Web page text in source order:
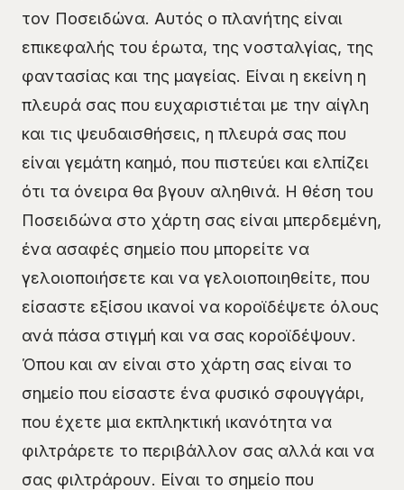
τον Ποσειδώνα. Αυτός ο πλανήτης είναι
επικεφαλής του έρωτα, της νοσταλγίας, της
φαντασίας και της μαγείας. Είναι η εκείνη η
πλευρά σας που ευχαριστιέται με την αίγλη
και τις ψευδαισθήσεις, η πλευρά σας που
είναι γεμάτη καημό, που πιστεύει και ελπίζει
ότι τα όνειρα θα βγουν αληθινά. Η θέση του
Ποσειδώνα στο χάρτη σας είναι μπερδεμένη,
ένα ασαφές σημείο που μπορείτε να
γελοιοποιήσετε και να γελοιοποιηθείτε, που
είσαστε εξίσου ικανοί να κοροϊδέψετε όλους
ανά πάσα στιγμή και να σας κοροϊδέψουν.
Όπου και αν είναι στο χάρτη σας είναι το
σημείο που είσαστε ένα φυσικό σφουγγάρι,
που έχετε μια εκπληκτική ικανότητα να
φιλτράρετε το περιβάλλον σας αλλά και να
σας φιλτράρουν. Είναι το σημείο που